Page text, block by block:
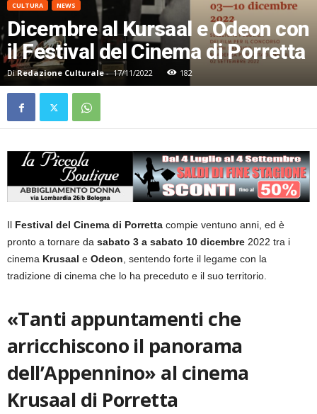
CULTURA NEWS
Dicembre al Kursaal e Odeon con
il Festival del Cinema di Porretta
Di Redazione Culturale- 17/11/2022 182
Il Festival del Cinema di Porretta compie ventuno anni, ed è
pronto a tornare da sabato 3 a sabato 10 dicembre 2022 tra i
cinema Krusaal e Odeon, sentendo forte il legame con la
tradizione di cinema che lo ha preceduto e il suo territorio.
«Tanti appuntamenti che
arricchiscono il panorama
dell’Appennino» al cinema
Krusaal di Porretta